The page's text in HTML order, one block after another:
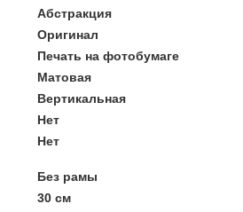
Абстракция
Оригинал
Печать на фотобумаге
Матовая
Вертикальная
Нет
Нет
Без рамы
30 см